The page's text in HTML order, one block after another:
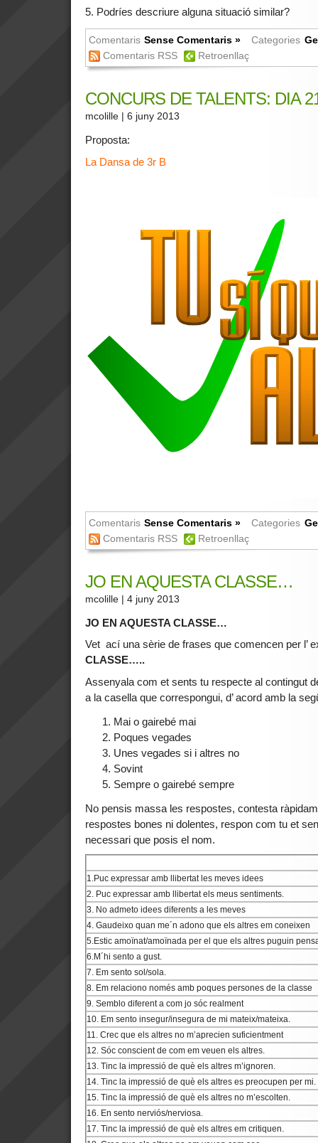
5. Podríes descriure alguna situació similar?
Comentaris Sense Comentaris » Categories
Comentaris RSS
Retroenllaç
CONCURS DE TALENTS: DIA
mcolille | 6 juny 2013
Proposta:
La Dansa de 3r B
Comentaris Sense Comentaris » Categories
Comentaris RSS
Retroenllaç
JO EN AQUESTA CLASSE…
mcolille | 4 juny 2013
JO EN AQUESTA CLASSE…
Vet ací una sèrie de frases que comencen per l’
CLASSE…..
Assenyala com et sents tu respecte al contingut
a la casella que correspongui, d’ acord amb la
Mai o gairebé mai
Poques vegades
Unes vegades si i altres no
Sovint
Sempre o gairebé sempre
No pensis massa les respostes, contesta
respostes bones ni dolentes, respon com tu et
necessari que posis el nom.
1.Puc expressar amb llibertat les meves idees
2. Puc expressar amb llibertat els meus sentiments.
3. No admeto idees diferents a les meves
4. Gaudeixo quan me´n adono que els altres em coneixen
5.Estic amoïnat/amoïnada per el que els altres puguin
6.M´hi sento a gust.
7. Em sento sol/sola.
8. Em relaciono només amb poques persones de la classe
9. Semblo diferent a com jo sóc realment
10. Em sento insegur/insegura de mi mateix/mateixa.
11. Crec que els altres no m’aprecien suficientment
12. Sóc conscient de com em veuen els altres.
13. Tinc la impressió de què els altres m’ignoren.
14. Tinc la impressió de què els altres es preocupen per mi.
15. Tinc la impressió de què els altres no m’escolten.
16. En sento nerviós/nerviosa.
17. Tinc la impressió de què els altres em critiquen.